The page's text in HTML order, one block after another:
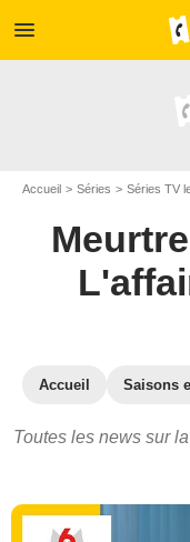
menu
Accueil Séries Séries TV
Accueil Saisons
Toutes les news sur